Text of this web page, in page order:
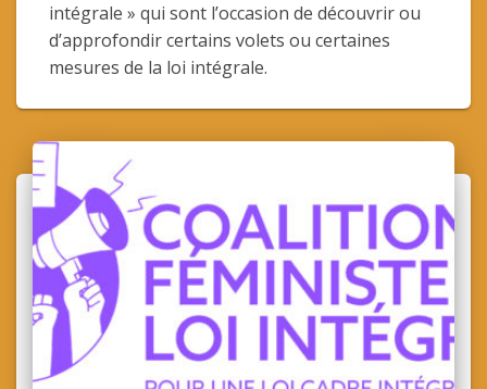
intégrale » qui sont l’occasion de découvrir ou
d’approfondir certains volets ou certaines
mesures de la loi intégrale.